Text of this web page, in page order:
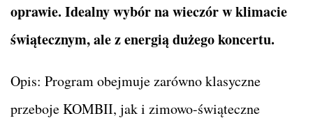
oprawie. Idealny wybór na wieczór w klimacie
świątecznym, ale z energią dużego koncertu.
Opis: Program obejmuje zarówno klasyczne
przeboje KOMBII, jak i zimowo-świąteczne